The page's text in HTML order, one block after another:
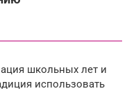
школьных лет и
использовать